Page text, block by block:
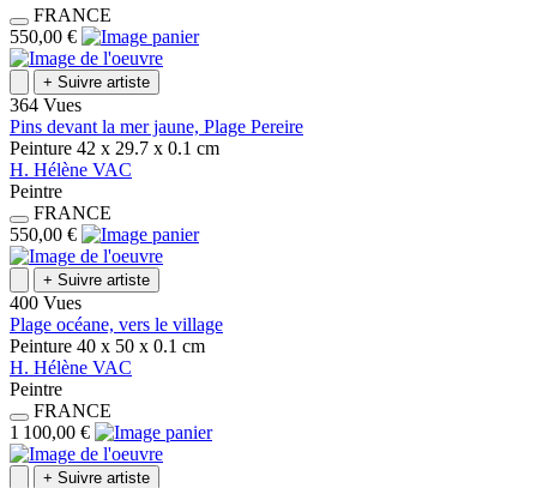
FRANCE
550,00 €
+ Suivre artiste
364 Vues
Pins devant la mer jaune, Plage Pereire
Peinture 42 x 29.7 x 0.1 cm
H. Hélène VAC
Peintre
FRANCE
550,00 €
+ Suivre artiste
400 Vues
Plage océane, vers le village
Peinture 40 x 50 x 0.1 cm
H. Hélène VAC
Peintre
FRANCE
1 100,00 €
+ Suivre artiste